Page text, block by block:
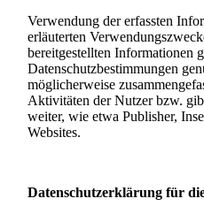
Verwendung der erfassten
erläuterten
bereitgestellten Informationen
Datenschutzbestimmungen
möglicherweise
Aktivitäten der Nutzer bzw.
weiter, wie etwa Publisher,
Websites.
Datenschutzerklärung für